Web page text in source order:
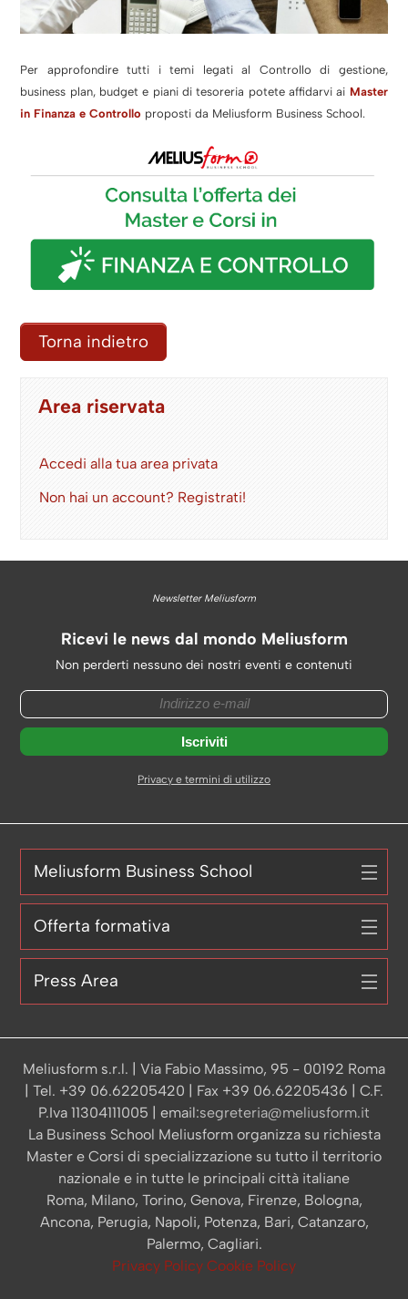
Per approfondire tutti i temi legati al Controllo di gestione,
business plan, budget e piani di tesoreria potete affidarvi ai Master
in Finanza e Controllo proposti da Meliusform Business School.
Torna indietro
Area riservata
Accedi alla tua area privata
Non hai un account? Registrati!
Newsletter Meliusform
Ricevi le news dal mondo Meliusform
Non perderti nessuno dei nostri eventi e contenuti
Privacy e termini di utilizzo
Meliusform Business School
Offerta formativa
Press Area
Meliusform s.r.l. | Via Fabio Massimo, 95 - 00192 Roma
| Tel. +39 06.62205420 | Fax +39 06.62205436 | C.F.
P.Iva 11304111005 | email:segreteria@meliusform.it
La Business School Meliusform organizza su richiesta
Master e Corsi di specializzazione su tutto il territorio
nazionale e in tutte le principali città italiane
Roma, Milano, Torino, Genova, Firenze, Bologna,
Ancona, Perugia, Napoli, Potenza, Bari, Catanzaro,
Palermo, Cagliari.
Privacy Policy Cookie Policy